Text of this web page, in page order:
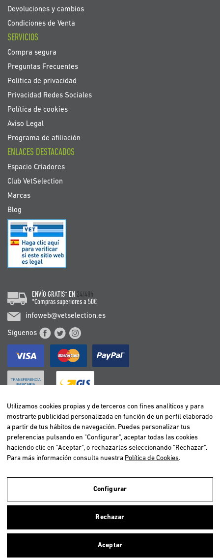
Utilizamos cookies propias y de terceros para realizar el análisis de la
navegación de los usuarios y de este modo poder ofrecer un mejor
ellas. Para más información clicaaquí.
Devoluciones y cambios
Condiciones de Venta
SERVICIOS
Compra segura
Preguntas Frecuentes
Política de privacidad
Privacidad Redes Sociales
Política de cookies
Aviso Legal
Programa de afiliación
ENLACES DESTACADOS
Espacio Criadores
Club VetSelection
Marcas
Blog
ENVÍO GRATIS* EN 24/48h
*Compras superiores a 50€
infoweb@vetselection.es
Síguenos
BELGIË / BELGIQUE
DEUTSCHLAND
ESPAÑA
FRANCE
ITALIA
NEDERLAND
ÖSTERREICH
PORTUGAL
Copyright © 2026 Vetselection. Tienda de animales online. Todos los
Utilizamos cookies propias y de terceros con fines analíticos y para
mostrarte publicidad personalizada en función de un perfil elaborado
a partir de tus hábitos de navegación. Puedes personalizar tus
preferencias pulsando en "Configurar", aceptar todas las cookies
haciendo clic en "Aceptar", o rechazarlas seleccionando "Rechazar".
Para más información consulta nuestra Política de Cookies.
Configurar
Rechazar
Aceptar